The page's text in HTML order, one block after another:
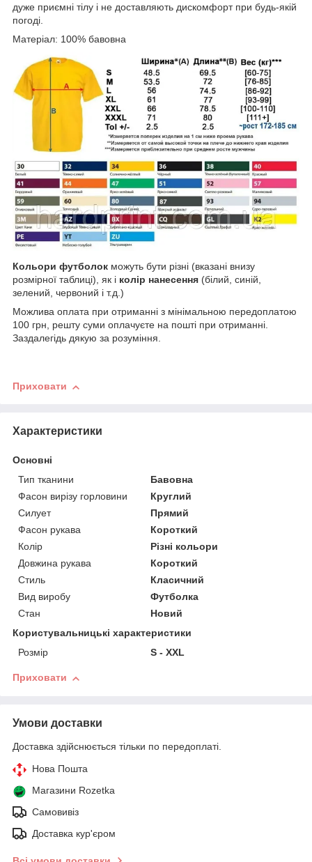
дуже приємні тілу і не доставляють дискомфорт при будь-якій
погоді.
Матеріал: 100% бавовна
Кольори футболок можуть бути різні (вказані внизу
розмірної таблиці), як і колір нанесення (білий, синій,
зелений, червоний і т.д.)
Можлива оплата при отриманні з мінімальною передоплатою
100 грн, решту суми оплачуєте на пошті при отриманні.
Заздалегідь дякую за розуміння.
Приховати
Характеристики
Основні
Тип тканини
Бавовна
Фасон вирізу горловини
Круглий
Силует
Прямий
Фасон рукава
Короткий
Колір
Різні кольори
Довжина рукава
Короткий
Стиль
Класичний
Вид виробу
Футболка
Стан
Новий
Користувальницькі характеристики
Розмір
S - XXL
Приховати
Умови доставки
Доставка здійснюється тільки по передоплаті.
Нова Пошта
Магазини Rozetka
Самовивіз
Доставка кур'єром